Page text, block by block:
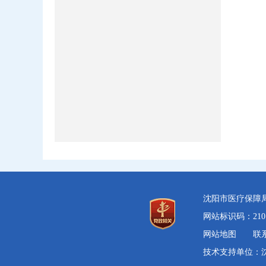
沈阳市医疗保
网站标识码：
网站地图
联
技术支持单位：